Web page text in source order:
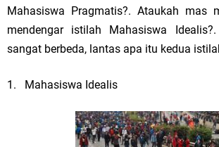
Mahasiswa Pragmatis?. Ataukah mas
mendengar istilah Mahasiswa
sangat berbeda, lantas apa itu kedua
1. Mahasiswa Idealis